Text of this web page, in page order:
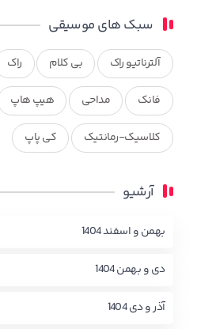
سبک های موسیقی
آلترناتیو راک بی کلام راک
فانک مداحی هیپ هاپ
کلاسیک-رمانتیک کی پاپ
آرشیو
بهمن و اسفند 1404
دی و بهمن 1404
آذر و دی 1404